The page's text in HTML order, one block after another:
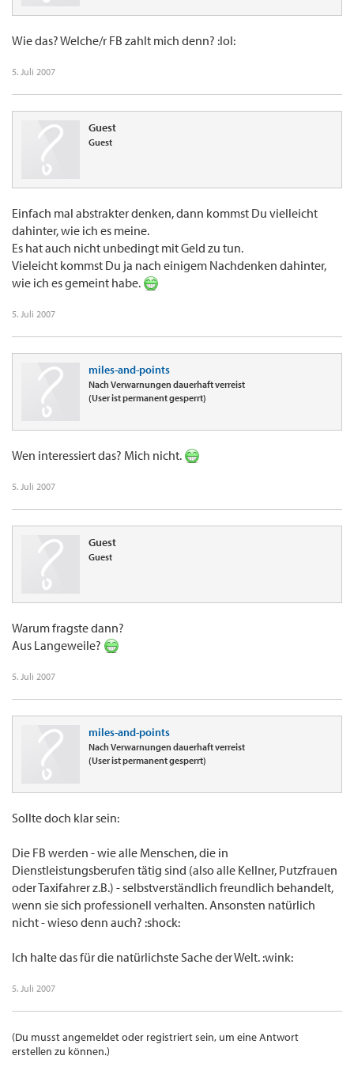
Wie das? Welche/r FB zahlt mich denn? :lol:
5. Juli 2007
Guest
Guest
Einfach mal abstrakter denken, dann kommst Du vielleicht
dahinter, wie ich es meine.
Es hat auch nicht unbedingt mit Geld zu tun.
Vieleicht kommst Du ja nach einigem Nachdenken dahinter,
wie ich es gemeint habe.
5. Juli 2007
miles-and-points
Nach Verwarnungen dauerhaft verreist
(User ist permanent gesperrt)
Wen interessiert das? Mich nicht.
5. Juli 2007
Guest
Guest
Warum fragste dann?
Aus Langeweile?
5. Juli 2007
miles-and-points
Nach Verwarnungen dauerhaft verreist
(User ist permanent gesperrt)
Sollte doch klar sein:
Die FB werden - wie alle Menschen, die in
Dienstleistungsberufen tätig sind (also alle Kellner, Putzfrauen
oder Taxifahrer z.B.) - selbstverständlich freundlich behandelt,
wenn sie sich professionell verhalten. Ansonsten natürlich
nicht - wieso denn auch? :shock:
Ich halte das für die natürlichste Sache der Welt. :wink:
5. Juli 2007
(Du musst angemeldet oder registriert sein, um eine Antwort
erstellen zu können.)